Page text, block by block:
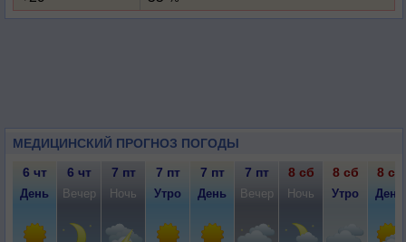
МЕДИЦИНСКИЙ ПРОГНОЗ ПОГОДЫ
6 чт 6 чт 7 пт 7 пт 7 пт 7 пт 8 сб 8 сб 8 сб
День Вечер Ночь Утро День Вечер Ночь Утро День